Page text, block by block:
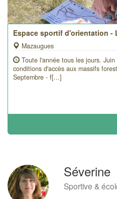
Espace sportif d'orientation -
Mazaugues
Toute l'année tous les jours.
conditions d'accès aux massifs
Septembre - f[...]
Séverine
Sportive &